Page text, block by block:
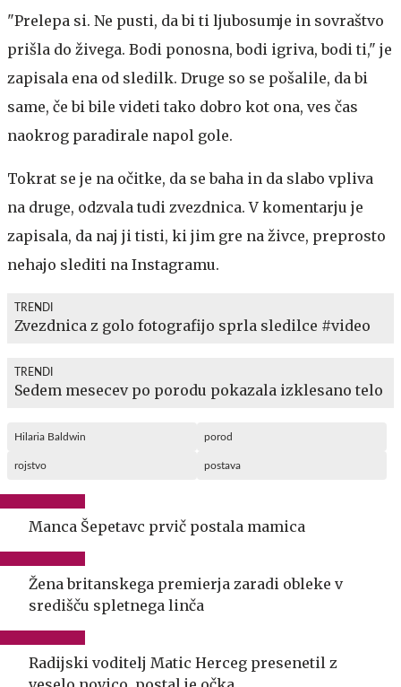
"Prelepa si. Ne pusti, da bi ti ljubosumje in sovraštvo
prišla do živega. Bodi ponosna, bodi igriva, bodi ti," je
zapisala ena od sledilk. Druge so se pošalile, da bi
same, če bi bile videti tako dobro kot ona, ves čas
naokrog paradirale napol gole.
Tokrat se je na očitke, da se baha in da slabo vpliva
na druge, odzvala tudi zvezdnica. V komentarju je
zapisala, da naj ji tisti, ki jim gre na živce, preprosto
nehajo slediti na Instagramu.
TRENDI
Zvezdnica z golo fotografijo sprla sledilce #video
TRENDI
Sedem mesecev po porodu pokazala izklesano telo
Hilaria Baldwin porod
rojstvo postava
Manca Šepetavc prvič postala mamica
Žena britanskega premierja zaradi obleke v
središču spletnega linča
Radijski voditelj Matic Herceg presenetil z